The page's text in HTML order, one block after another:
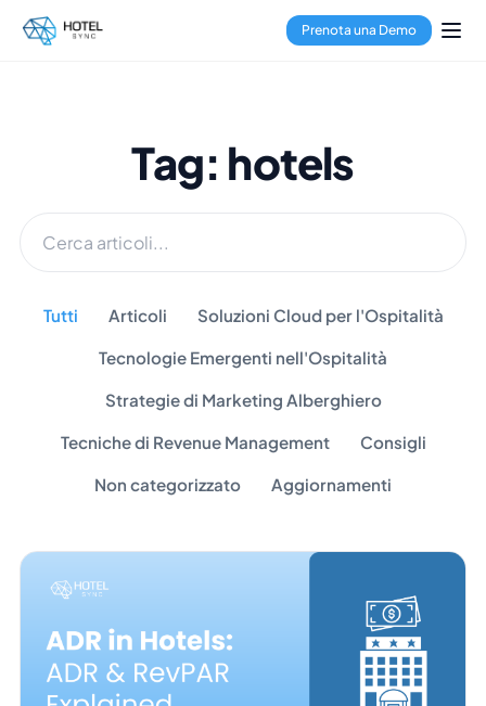
Prenota una Demo
Tag: hotels
Tutti Articoli Soluzioni Cloud per l'Ospitalità
Tecnologie Emergenti nell'Ospitalità
Strategie di Marketing Alberghiero
Tecniche di Revenue Management Consigli
Non categorizzato Aggiornamenti